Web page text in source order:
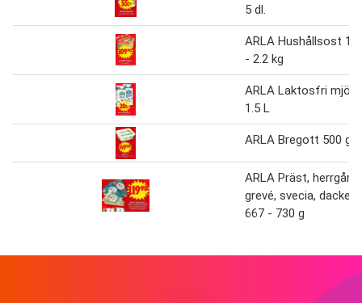
5 dl.
ARLA Hushållsost 1.1
- 2.2 kg
ARLA Laktosfri mjölk
1.5 L
ARLA Bregott 500 g
ARLA Präst, herrgård,
grevé, svecia, dacke
667 - 730 g